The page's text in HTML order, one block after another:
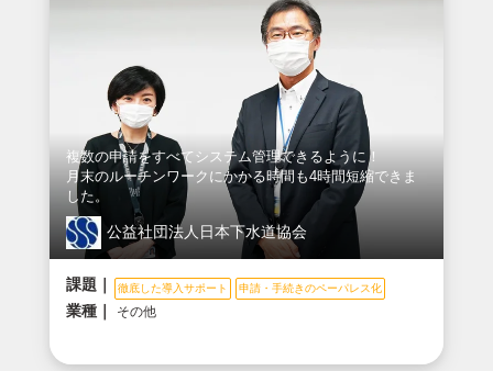
複数の申請をすべてシステム管理できるように！
月末のルーチンワークにかかる時間も4時間短縮できま
した。
公益社団法人日本下水道協会
課題｜ 徹底した導入サポート 申請・手続きのペーパレス化
業種｜ その他